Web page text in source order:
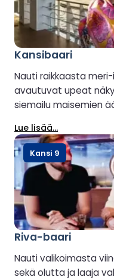
Kansibaari
Nauti raikkaasta
avautuvat upeat
siemailu maisemien
Lue lisää...
Riva-baari
Nauti valikoimasta
sekä olutta ja laaja
Kansi 9